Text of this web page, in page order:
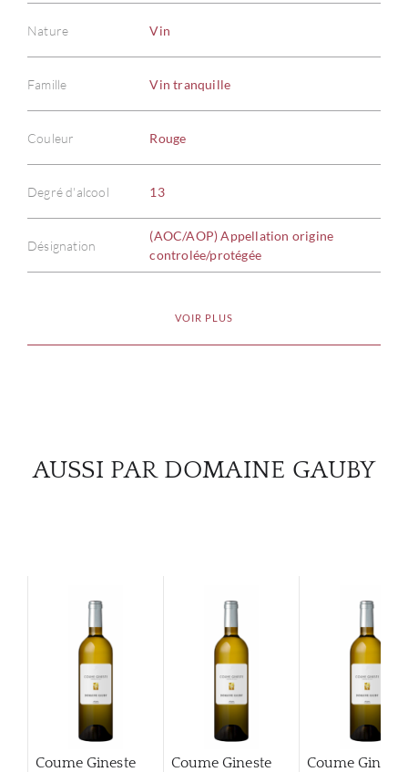
Nature Vin
Famille Vin tranquille
Couleur Rouge
Degré d'alcool 13
Désignation
(AOC/AOP) Appellation origine
controlée/protégée
VOIR PLUS
AUSSI PAR DOMAINE GAUBY
Coume Gineste
Coume Gineste
Coume Gineste